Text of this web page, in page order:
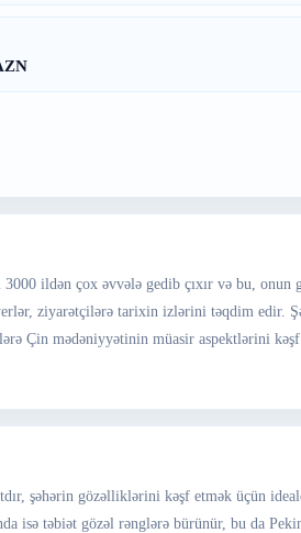
ildən çox əvvələ gedib çıxır və bu,
ziyarətçilərə tarixin izlərini təqdim edir.
Çin mədəniyyətinin müasir aspektlərini kəşf
şəhərin gözəlliklərini kəşf etmək üçün
isə təbiət gözəl rənglərə bürünür, bu da